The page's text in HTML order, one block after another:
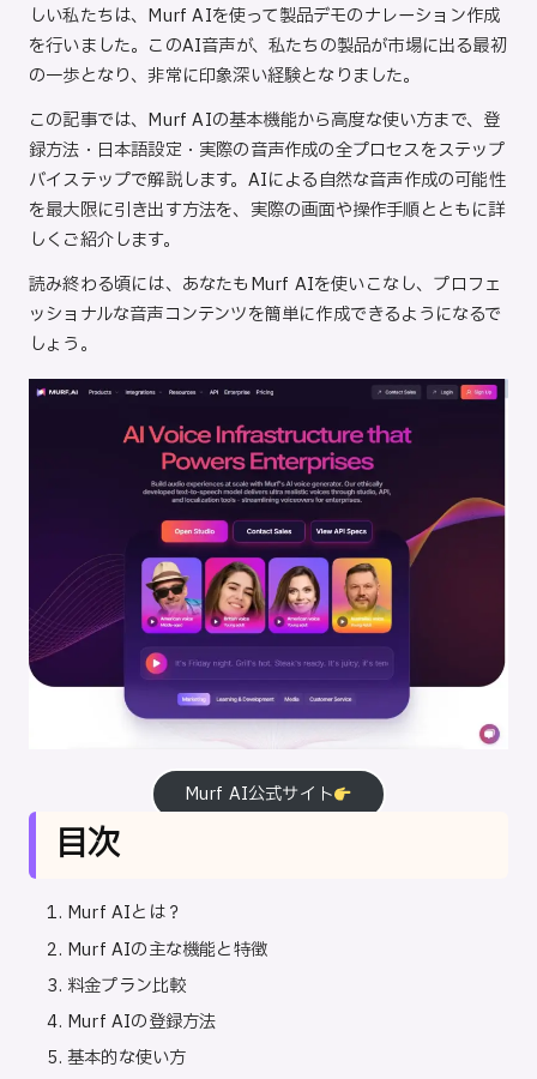
しい私たちは、Murf AIを使って製品デモのナレーション作成
を行いました。このAI音声が、私たちの製品が市場に出る最初
の一歩となり、非常に印象深い経験となりました。
この記事では、Murf AIの基本機能から高度な使い方まで、登
録方法・日本語設定・実際の音声作成の全プロセスをステップ
バイステップで解説します。AIによる自然な音声作成の可能性
を最大限に引き出す方法を、実際の画面や操作手順とともに詳
しくご紹介します。
読み終わる頃には、あなたもMurf AIを使いこなし、プロフェ
ッショナルな音声コンテンツを簡単に作成できるようになるで
しょう。
Murf AI公式サイト
目次
Murf AIとは？
Murf AIの主な機能と特徴
料金プラン比較
Murf AIの登録方法
基本的な使い方